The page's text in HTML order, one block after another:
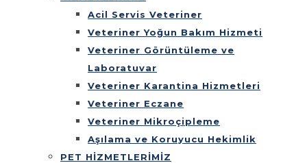
Acil Servis Veteriner
Veteriner Yoğun Bakım Hizmeti
Veteriner Görüntüleme ve
Laboratuvar
Veteriner Karantina Hizmetleri
Veteriner Eczane
Veteriner Mikroçipleme
Aşılama ve Koruyucu Hekimlik
PET HİZMETLERİMİZ